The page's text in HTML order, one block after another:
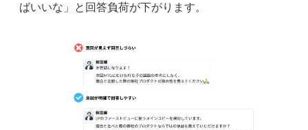
ばいいな」と回答負荷が下がります。